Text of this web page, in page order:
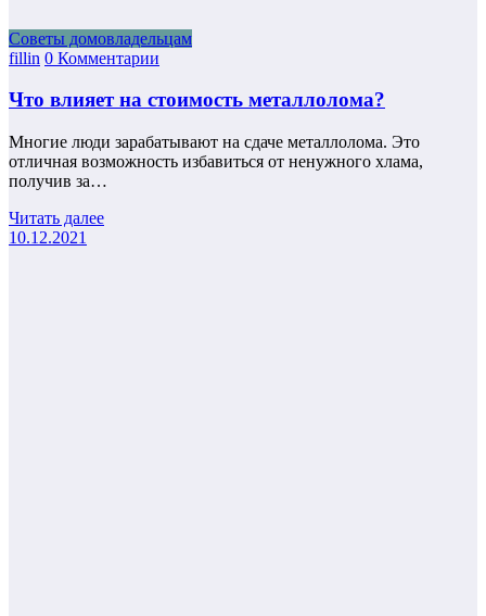
Советы домовладельцам
fillin 0 Комментарии
Что влияет на стоимость металлолома?
Многие люди зарабатывают на сдаче металлолома. Это
отличная возможность избавиться от ненужного хлама,
получив за…
Читать далее
10.12.2021